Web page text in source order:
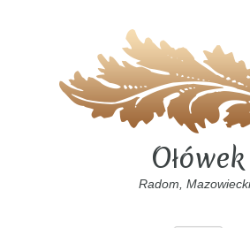
Ołówek
Radom,